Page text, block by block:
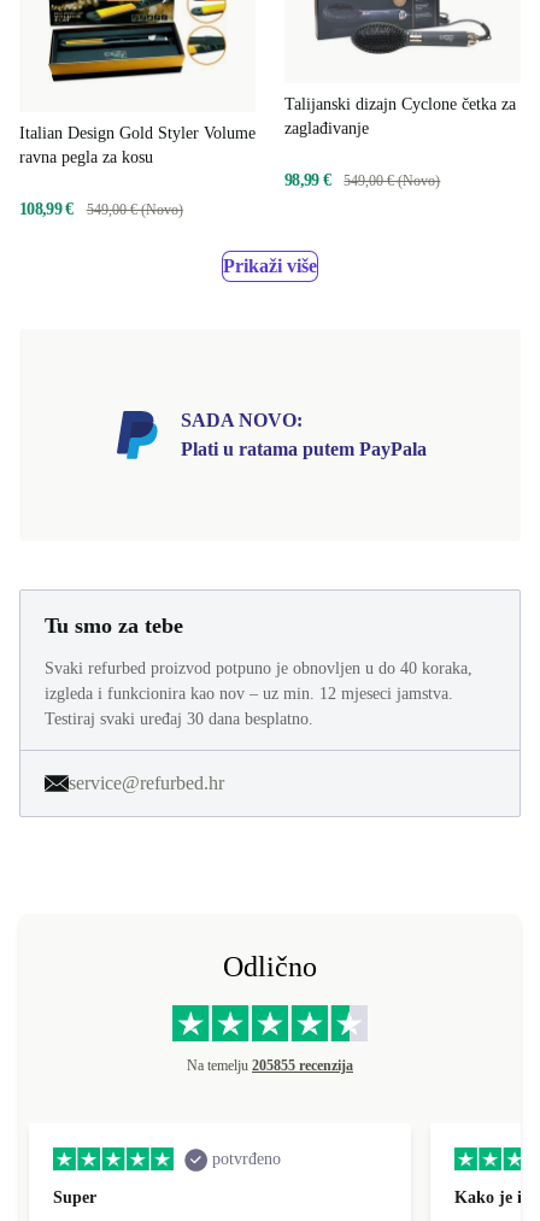
Italian Design Gold Styler Volume
ravna pegla za kosu
108,99 € 549,00 € (Novo)
Talijanski dizajn Cyclone četka za
zaglađivanje
98,99 € 549,00 € (Novo)
Prikaži više
SADA NOVO:
Plati u ratama putem PayPala
Tu smo za tebe
Svaki refurbed proizvod potpuno je obnovljen u do 40 koraka,
izgleda i funkcionira kao nov – uz min. 12 mjeseci jamstva.
Testiraj svaki uređaj 30 dana besplatno.
service@refurbed.hr
Odlično
Na temelju 205855 recenzija
potvrđeno
Super
Kako je i